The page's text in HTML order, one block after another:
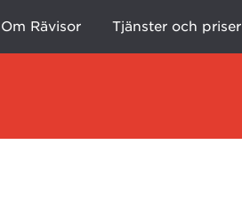
Om Rävisor Tjänster och priser